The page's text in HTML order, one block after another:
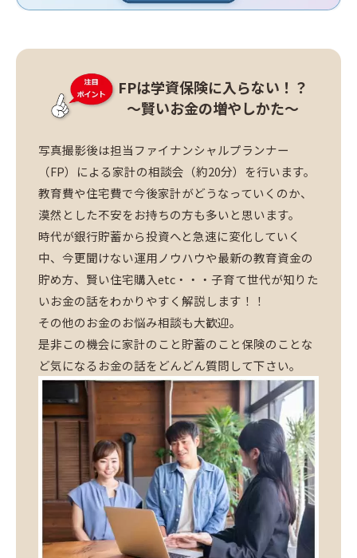
FPは学資保険に入らない！？
～賢いお金の増やしかた～
写真撮影後は担当ファイナンシャルプランナー
（FP）による家計の相談会（約20分）を行います。
教育費や住宅費で今後家計がどうなっていくのか、
漠然とした不安をお持ちの方も多いと思います。
時代が銀行貯蓄から投資へと急速に変化していく
中、今更聞けない運用ノウハウや最新の教育資金の
貯め方、賢い住宅購入etc・・・子育て世代が知りた
いお金の話をわかりやすく解説します！！
その他のお金のお悩み相談も大歓迎。
是非この機会に家計のこと貯蓄のこと保険のことな
ど気になるお金の話をどんどん質問して下さい。